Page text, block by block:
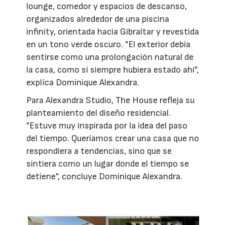
lounge, comedor y espacios de descanso,
organizados alrededor de una piscina
infinity, orientada hacia Gibraltar y revestida
en un tono verde oscuro. "El exterior debía
sentirse como una prolongación natural de
la casa, como si siempre hubiera estado ahí",
explica Dominique Alexandra.
Para Alexandra Studio, The House refleja su
planteamiento del diseño residencial.
"Estuve muy inspirada por la idea del paso
del tiempo. Queríamos crear una casa que no
respondiera a tendencias, sino que se
sintiera como un lugar donde el tiempo se
detiene", concluye Dominique Alexandra.